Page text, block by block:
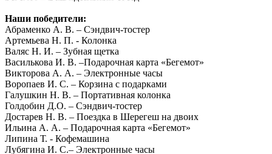
Наши победители:
Абраменко А. В. – Сэндвич-тостер
Артемьева Н. П. - Колонка
Валяс Н. И. – Зубная щетка
Василькова И. В. –Подарочная карта «Бегемот»
Викторова А. А. – Электронные часы
Воропаев И. С. – Корзина с подарками
Галушкин Н. В. – Портативная колонка
Голдобин Д.О. – Сэндвич-тостер
Достарев Н. В. – Поездка в Шерегеш на двоих
Ильина А. А. – Подарочная карта «Бегемот»
Липина Т. - Кофемашина
Лубягина И. С.– Электронные часы